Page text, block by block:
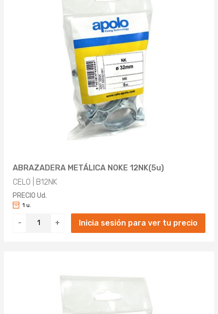
ABRAZADERA METÁLICA NOKE 12NK(5u)
CELO | B12NK
PRECIO Ud.
- +
1 u.
Inicia sesión para ver tu precio